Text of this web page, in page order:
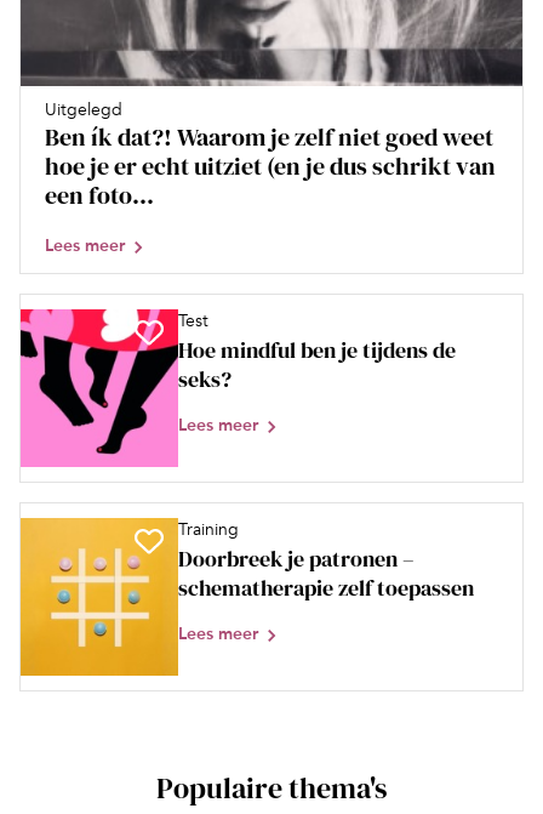
Uitgelegd
Ben ík dat?! Waarom je zelf niet goed weet
hoe je er echt uitziet (en je dus schrikt van
een foto...
Lees meer
Test
Hoe mindful ben je tijdens de
seks?
Lees meer
Training
Doorbreek je patronen –
schematherapie zelf toepassen
Lees meer
Populaire thema's